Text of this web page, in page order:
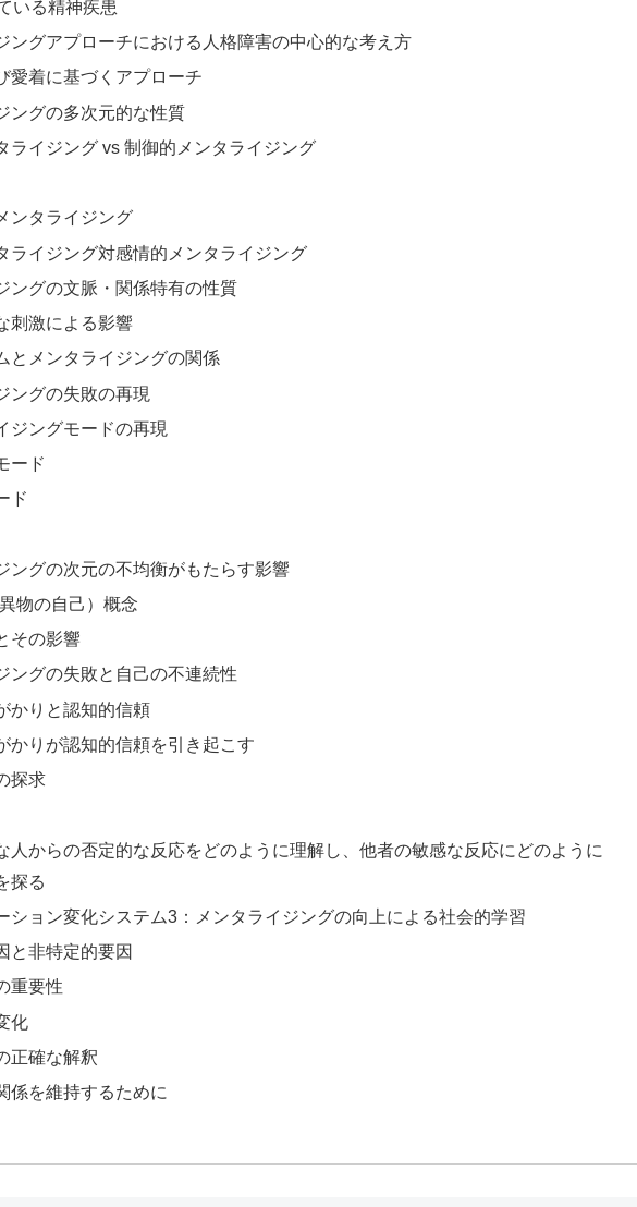
いる精神疾患
ングアプローチにおける人格障害の中心的な考え方
愛着に基づくアプローチ
ングの多次元的な性質
ライジング vs 制御的メンタライジング
ンタライジング
ライジング対感情的メンタライジング
ングの文脈・関係特有の性質
刺激による影響
とメンタライジングの関係
ングの失敗の再現
ジングモードの再現
ード
ド
ングの次元の不均衡がもたらす影響
物の自己）概念
その影響
ングの失敗と自己の不連続性
かりと認知的信頼
かりが認知的信頼を引き起こす
探求
人からの否定的な反応をどのように理解し、他者の敏感な反応にどのように
探る
ション変化システム3：メンタライジングの向上による社会的学習
と非特定的要因
重要性
化
正確な解釈
係を維持するために